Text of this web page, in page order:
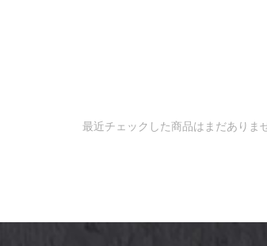
最近チェックした商品はまだありま